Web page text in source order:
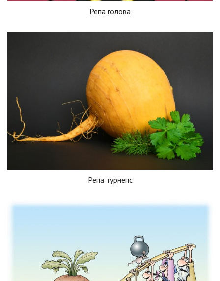
Репа голова
Репа турнепс